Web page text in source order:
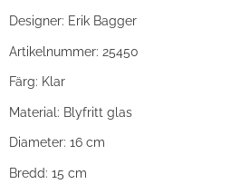
Designer: Erik Bagger
Artikelnummer: 25450
Färg: Klar
Material: Blyfritt glas
Diameter: 16 cm
Bredd: 15 cm